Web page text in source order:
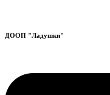
ДООП "Ладушки"